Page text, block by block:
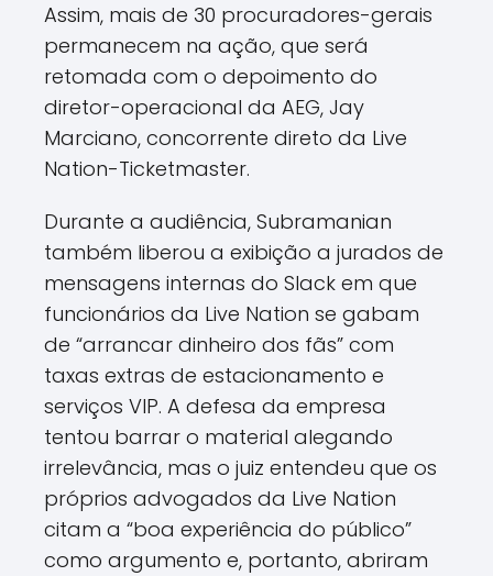
Assim, mais de 30 procuradores-gerais
permanecem na ação, que será
retomada com o depoimento do
diretor-operacional da AEG, Jay
Marciano, concorrente direto da Live
Nation-Ticketmaster.
Durante a audiência, Subramanian
também liberou a exibição a jurados de
mensagens internas do Slack em que
funcionários da Live Nation se gabam
de “arrancar dinheiro dos fãs” com
taxas extras de estacionamento e
serviços VIP. A defesa da empresa
tentou barrar o material alegando
irrelevância, mas o juiz entendeu que os
próprios advogados da Live Nation
citam a “boa experiência do público”
como argumento e, portanto, abriram